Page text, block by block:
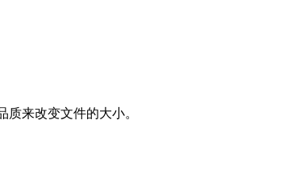
质来改变文件的大小。